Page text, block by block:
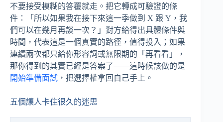
不要接受模糊的答覆就走。把它轉成可驗證的條
件：「所以如果我在接下來這一季做到 X 跟 Y，我
們可以在幾月再談一次？」對方給得出具體條件與
時間，代表這是一個真實的路徑，值得投入；如果
連續兩次都只給你形容詞或無限期的「再看看」，
那你得到的其實已經是答案了——這時候該做的是
開始準備面試 ，把選擇權拿回自己手上。
五個讓人卡住很久的迷思